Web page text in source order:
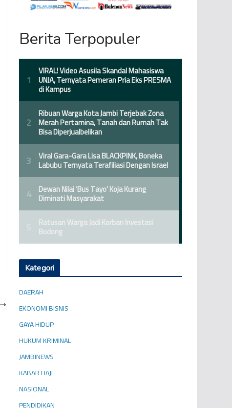
Berita Terpopuler
Kategori
DAERAH
EKONOMI BISNIS
GAYA HIDUP
HUKUM KRIMINAL
JAMBINEWS
KABAR HAJI
NASIONAL
PENDIDIKAN